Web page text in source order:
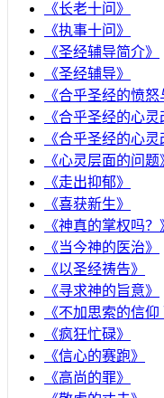
《长老十问》
《执事十问》
《圣经辅导简介》
《圣经辅导》
《合乎圣经的愤怒
《合乎圣经的心灵
《合乎圣经的心
《心灵层面的问题
《走出抑郁》
《喜获新生》
《神真的掌权吗？
《当今神的医治》
《以圣经祷告》
《寻求神的旨意》
《不加思索的信仰
《疯狂忙碌》
《信心的赛跑》
《高尚的罪》